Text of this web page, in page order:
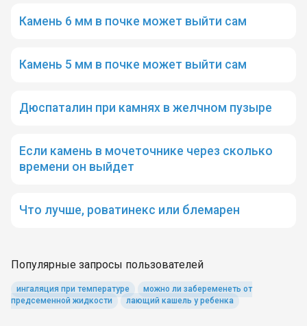
Камень 6 мм в почке может выйти сам
Камень 5 мм в почке может выйти сам
Дюспаталин при камнях в желчном пузыре
Если камень в мочеточнике через сколько
времени он выйдет
Что лучше, роватинекс или блемарен
Популярные запросы пользователей
ингаляция при температуре
можно ли забеременеть от
предсеменной жидкости
лающий кашель у ребенка